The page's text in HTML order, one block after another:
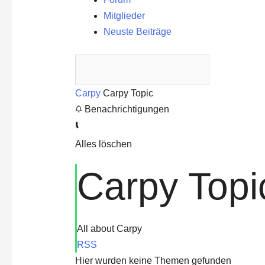
Mitglieder
Neuste Beiträge
Carpy Carpy Topic
Benachrichtigungen
Alles löschen
Carpy
All about Carpy
RSS
Hier wurden keine Themen gefunden